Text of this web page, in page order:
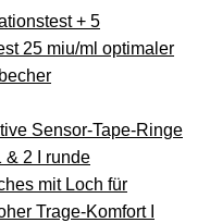
+ 5
25 miu/ml optimaler
Sensor-Tape-Ringe
& 2 I runde
mit Loch für
Trage-Komfort I